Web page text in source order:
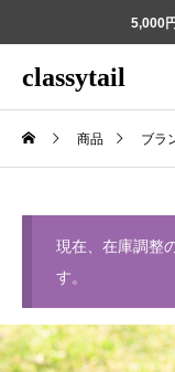
5,000
classytail
商品 ブラ
現在、在庫調整
す。